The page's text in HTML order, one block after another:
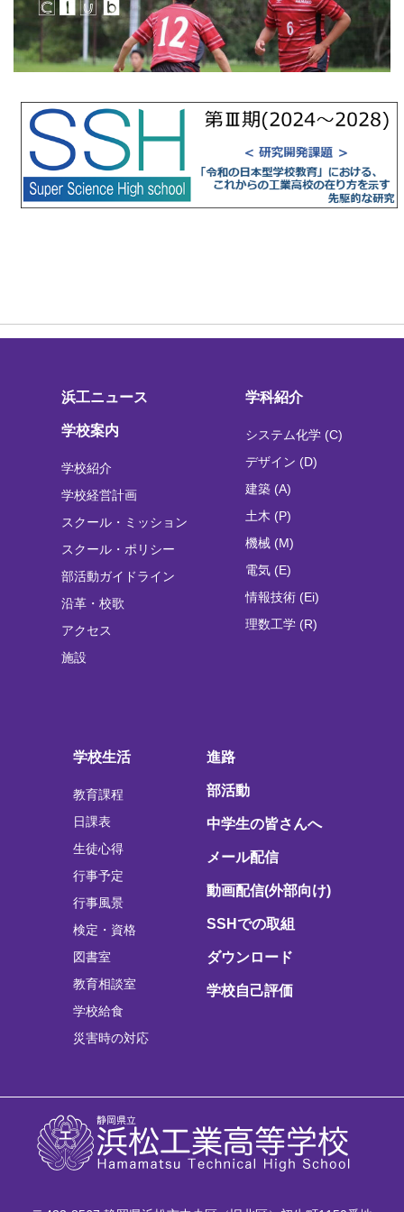
浜工ニュース
学校案内
学校紹介
学校経営計画
スクール・ミッション
スクール・ポリシー
部活動ガイドライン
沿革・校歌
アクセス
施設
学科紹介
システム化学 (C)
デザイン (D)
建築 (A)
土木 (P)
機械 (M)
電気 (E)
情報技術 (Ei)
理数工学 (R)
学校生活
教育課程
日課表
生徒心得
行事予定
行事風景
検定・資格
図書室
教育相談室
学校給食
災害時の対応
進路
部活動
中学生の皆さんへ
メール配信
動画配信(外部向け)
SSHでの取組
ダウンロード
学校自己評価